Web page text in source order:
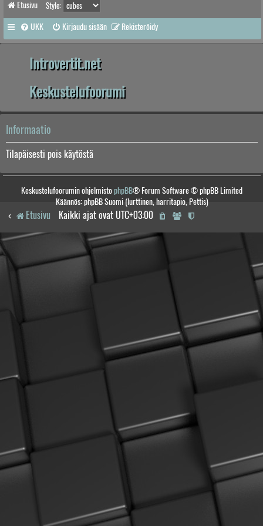
Etusivu Style:
UKK Kirjaudu sisään Rekisteröidy
Introvertit.net
Keskustelufoorumi
Informaatio
Tilapäisesti pois käytöstä
Keskustelufoorumin ohjelmistophpBB® Forum Software © phpBB Limited
Käännös: phpBB Suomi (lurttinen, harritapio, Pettis)
Etusivu Kaikki ajat ovat UTC+03:00